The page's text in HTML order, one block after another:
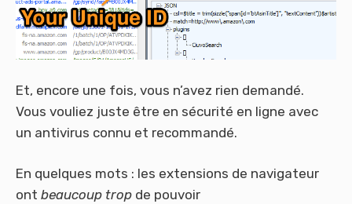
Et, encore une fois, vous n’avez rien demandé.
Vous vouliez juste être en sécurité en ligne avec
un antivirus connu et recommandé.
En quelques mots : les extensions de navigateur
ont beaucoup trop de pouvoir